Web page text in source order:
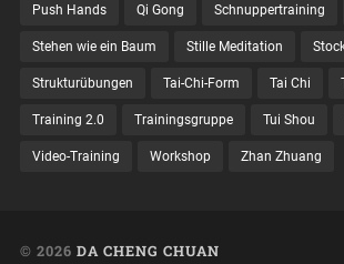
Push Hands Qi Gong Schnuppertraining
Stehen wie ein Baum Stille Meditation
Strukturübungen Tai-Chi-Form Tai Chi
Training 2.0 Trainingsgruppe Tui Shou
Video-Training Workshop Zhan Zhuang
© 2026 DA CHENG CHUAN